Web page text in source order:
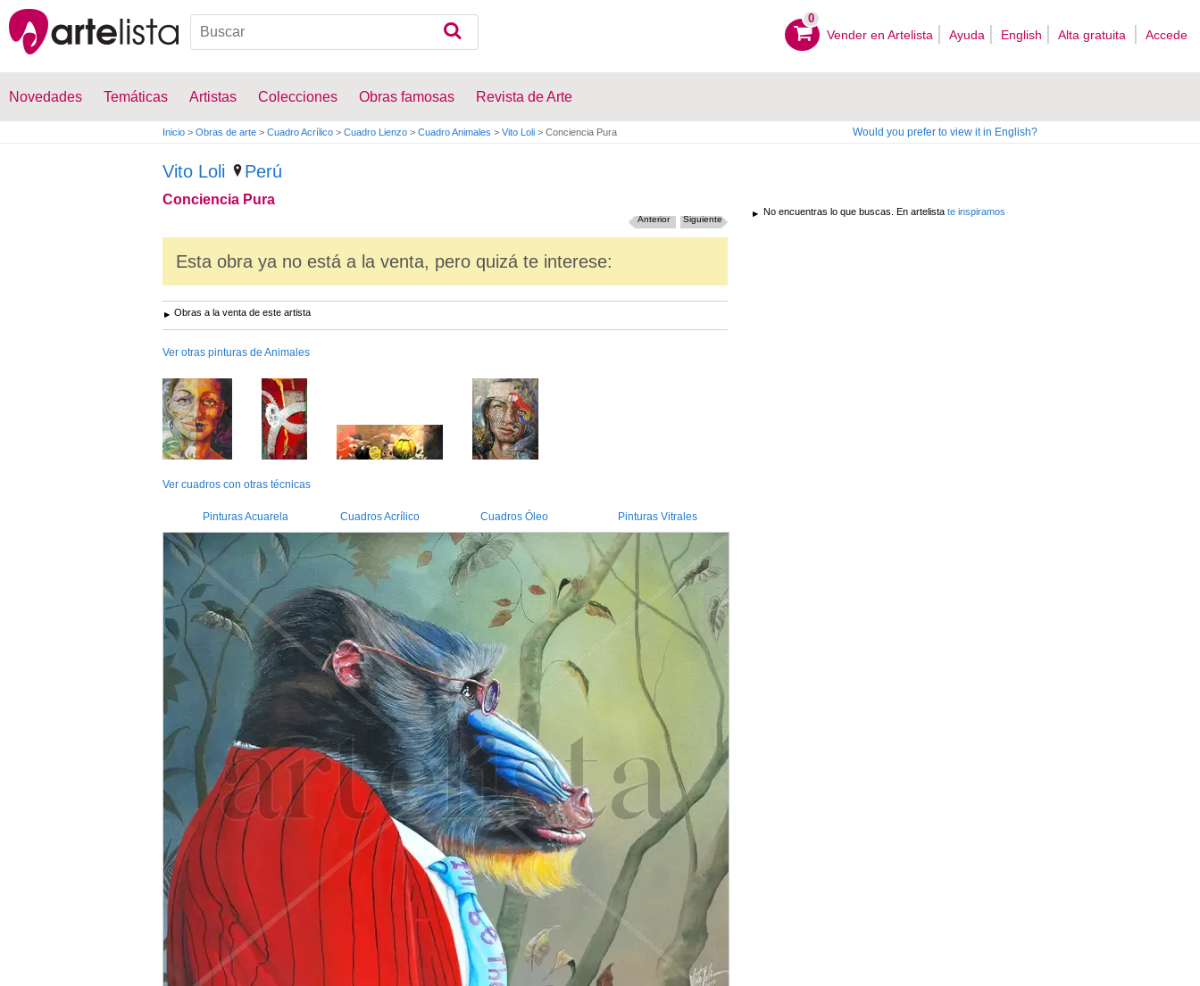
0
Vender en Artelista Ayuda English Alta gratuita Accede
Novedades Temáticas Artistas Colecciones Obras famosas Revista de Arte
Inicio > Obras de arte > Cuadro Acrílico > Cuadro Lienzo > Cuadro Animales > Vito Loli > Conciencia Pura Would you prefer to view it in English?
Vito Loli Perú
Conciencia Pura
Siguiente
Anterior
Esta obra ya no está a la venta, pero quizá te interese:
Obras a la venta de este artista
Ver otras pinturas de Animales
Ver cuadros con otras técnicas
Pinturas Acuarela Cuadros Acrílico Cuadros Óleo Pinturas Vitrales
No encuentras lo que buscas. En artelista te inspiramos